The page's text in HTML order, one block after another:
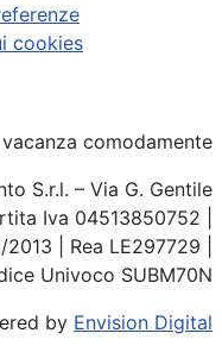
cookies
S.r.l. – Via G. Gentile
Iva 04513850752 |
| Rea LE297729 |
Univoco SUBM70N
by Envision Digital